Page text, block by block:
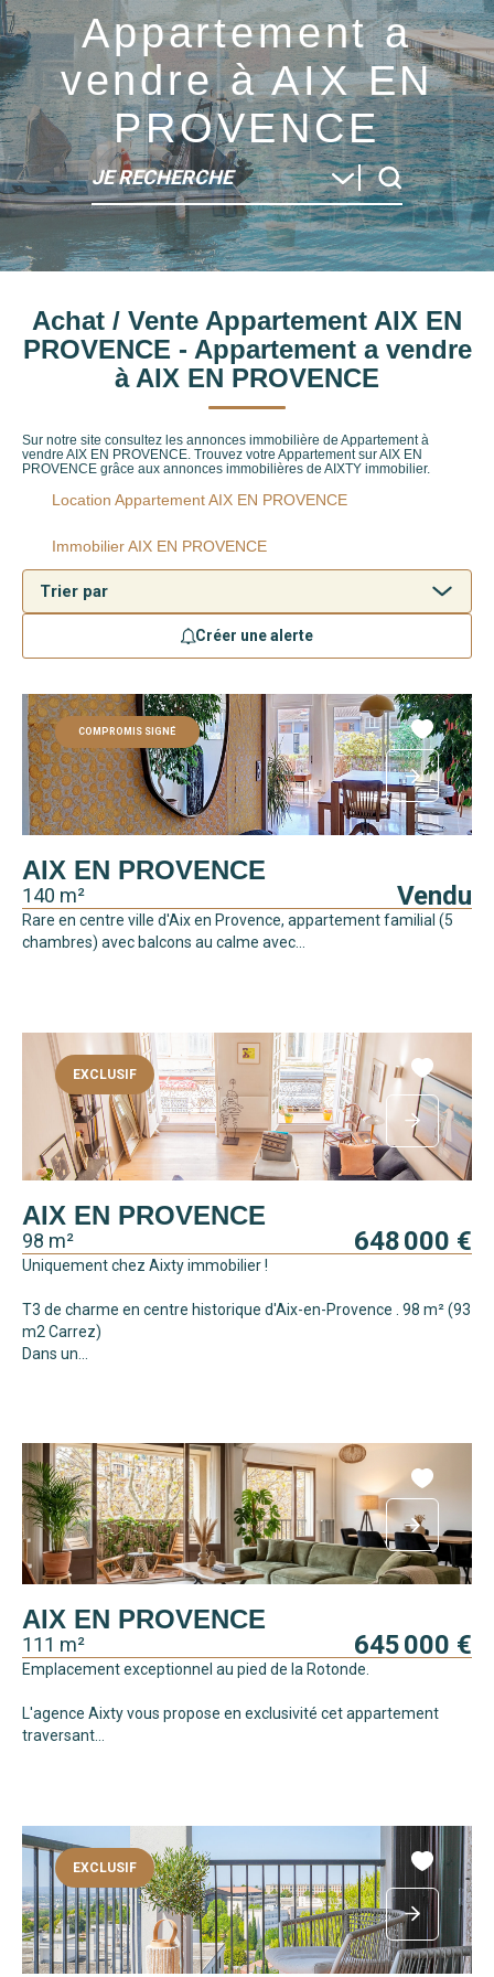
Appartement a
vendre à AIX EN
PROVENCE
JE RECHERCHE
Type de bien
Localité
Achat / Vente Appartement AIX EN
PROVENCE - Appartement a vendre
à AIX EN PROVENCE
Sur notre site consultez les annonces immobilière de Appartement à
vendre AIX EN PROVENCE. Trouvez votre Appartement sur AIX EN
PROVENCE grâce aux annonces immobilières de AIXTY immobilier.
Location Appartement AIX EN PROVENCE
Immobilier AIX EN PROVENCE
Créer une alerte
COMPROMIS SIGNÉ
AIX EN PROVENCE
140 m² Vendu
Rare en centre ville d'Aix en Provence, appartement familial (5
chambres) avec balcons au calme avec...
EXCLUSIF
AIX EN PROVENCE
98 m² 648 000 €
Uniquement chez Aixty immobilier !
T3 de charme en centre historique d'Aix-en-Provence . 98 m² (93
m2 Carrez)
Dans un...
AIX EN PROVENCE
111 m² 645 000 €
Emplacement exceptionnel au pied de la Rotonde.
L'agence Aixty vous propose en exclusivité cet appartement
traversant...
EXCLUSIF